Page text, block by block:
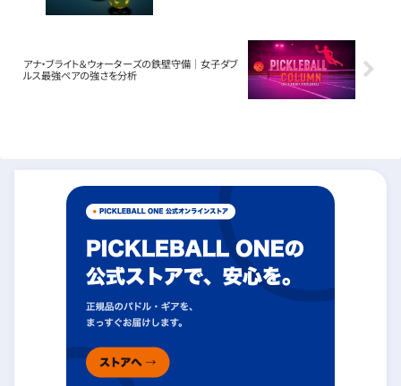
アナ・ブライト＆ウォーターズの鉄壁守備｜女子ダブ
ルス最強ペアの強さを分析